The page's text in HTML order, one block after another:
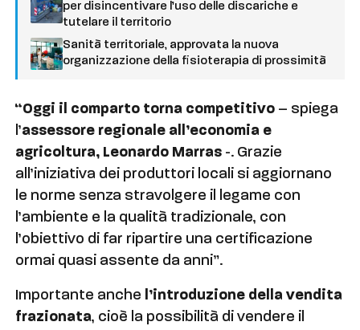
per disincentivare l’uso delle discariche e
tutelare il territorio
Sanità territoriale, approvata la nuova
organizzazione della fisioterapia di prossimità
“Oggi il comparto torna competitivo – spiega
l’assessore regionale all’economia e
agricoltura, Leonardo Marras -. Grazie
all’iniziativa dei produttori locali si aggiornano
le norme senza stravolgere il legame con
l’ambiente e la qualità tradizionale, con
l’obiettivo di far ripartire una certificazione
ormai quasi assente da anni”.
Importante anche l’introduzione della vendita
frazionata, cioè la possibilità di vendere il